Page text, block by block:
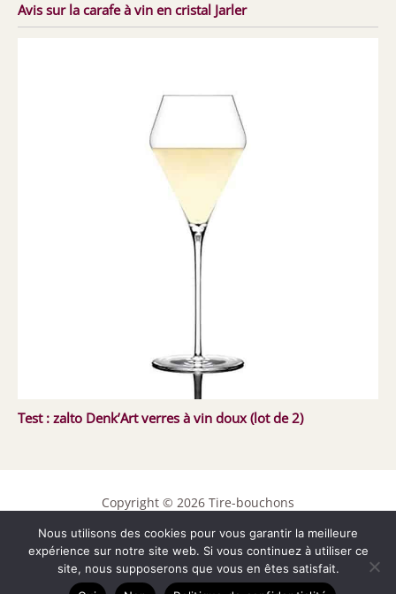
Avis sur la carafe à vin en cristal Jarler
Test : zalto Denk’Art verres à vin doux (lot de 2)
Copyright © 2026 Tire-bouchons
Contact
Mentions légales
Politique de confidentialité
Nous utilisons des cookies pour vous garantir la meilleure
expérience sur notre site web. Si vous continuez à utiliser ce
site, nous supposerons que vous en êtes satisfait.